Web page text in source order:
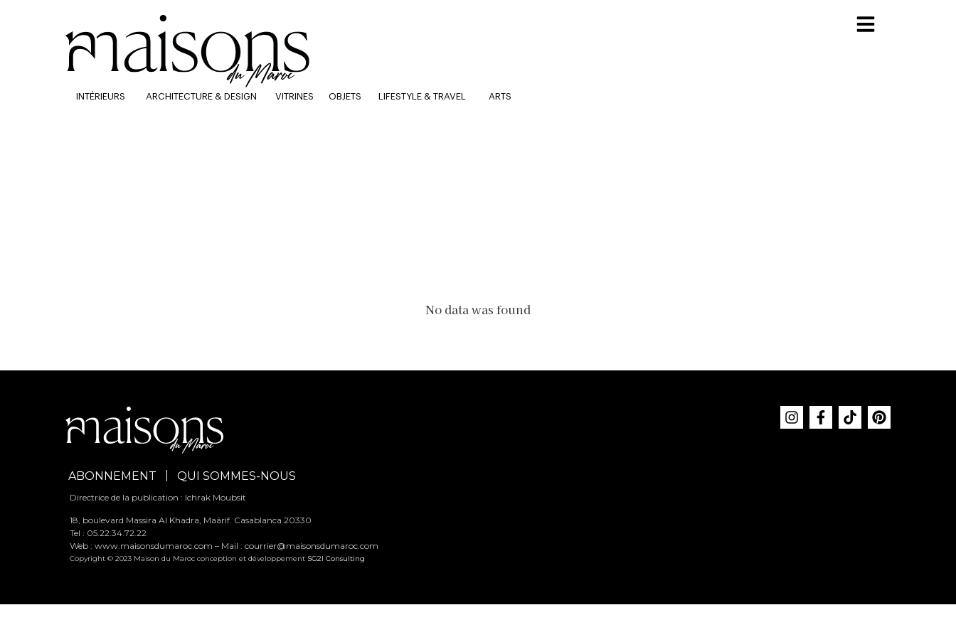
INTÉRIEURS ARCHITECTURE & DESIGN VITRINES OBJETS LIFESTYLE & TRAVEL ARTS
No data was found
ABONNEMENT QUI SOMMES-NOUS
Directrice de la publication : Ichrak Moubsit
18, boulevard Massira Al Khadra, Maârif. Casablanca 20330
Tel : 05.22.34.72.22
Web : www.maisonsdumaroc.com – Mail : courrier@maisonsdumaroc.com
Copyright © 2023 Maison du Maroc conception et développement SG2I Consulting